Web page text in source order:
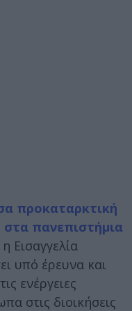
προκαταρκτική
στα πανεπιστήμια
Εισαγγελία
υπό έρευνα και
ενέργειες
στις διοικήσεις